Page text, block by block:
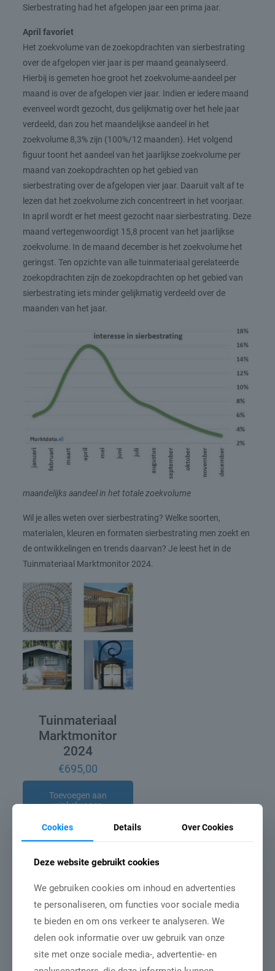
Sierbestrating had het afgelopen jaar een prima jaar.
April favoriet
Het zoekvolume van de zoekopdrachten van sierbestrating
over de afgelopen vier jaar is per maand geanalyseerd.
Hierbij is gemeten hoe groot het zoekvolume-aandeel per
maand is over de afgelopen vier jaar. Indien er iedere maand
evenveel wordt gezocht, dus gelijkmatig over het hele jaar
verdeeld, dan zou het maandelijkse aandeel in het
zoekvolume 8,3% zijn (100%/12 maanden). Het volgend
figuur toont het aandeel van het jaarlijkse zoekvolume per
maand van zoekopdrachten op het gebied van
sierbestrating over de afgelopen vier jaar. Daaruit valt af te
lezen dat het zoekvolume zich concentreert in het voorjaar.
In april wordt er het meest gezocht naar sierbestrating. Deze
maand vertegenwoordigt 15,8 procent van het jaarlijkse
zoekvolume. In de maand december is het zoekvolume het
geringst. Ten opzichte van alle tuinmateriaal gerelateerde
zoekopdrachten zijn de zoekopdrachten op het gebied van
sierbestrating iets minder gelijkmatig verdeeld over de
maanden van het jaar.
maandelijks aandeel in het totale zoekvolume
Wil je alles weten over sierbestrating? Welke soorten,
materialen, kleuren en formaten sierbestrating men zoekt en
de ontwikkelingen en trends daarvan? Je leest het in de
Tuinmateriaal Marktmonitor 2024.
Tuinmateriaal
Marktmonitor
2024
€695,00
Toevoegen aan
winkelwagen
Gerelateerde berichten
Cookies Details Over Cookies
Deze website gebruikt cookies
We gebruiken cookies om inhoud en advertenties
te personaliseren, om functies voor sociale media
te bieden en om ons verkeer te analyseren. We
delen ook informatie over uw gebruik van onze
site met onze sociale media-, advertentie- en